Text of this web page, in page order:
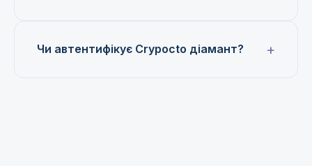
Чи автентифікує Crypocto діамант?